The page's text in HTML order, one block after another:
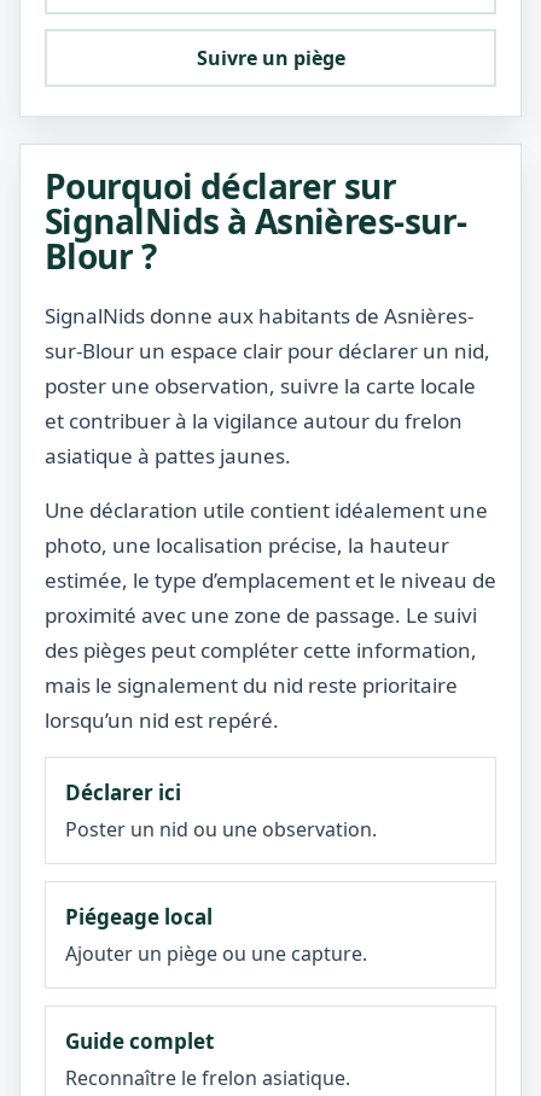
Suivre un piège
Pourquoi déclarer sur
SignalNids à Asnières-sur-
Blour ?
SignalNids donne aux habitants de Asnières-
sur-Blour un espace clair pour déclarer un nid,
poster une observation, suivre la carte locale
et contribuer à la vigilance autour du frelon
asiatique à pattes jaunes.
Une déclaration utile contient idéalement une
photo, une localisation précise, la hauteur
estimée, le type d’emplacement et le niveau de
proximité avec une zone de passage. Le suivi
des pièges peut compléter cette information,
mais le signalement du nid reste prioritaire
lorsqu’un nid est repéré.
Déclarer ici
Poster un nid ou une observation.
Piégeage local
Ajouter un piège ou une capture.
Guide complet
Reconnaître le frelon asiatique.